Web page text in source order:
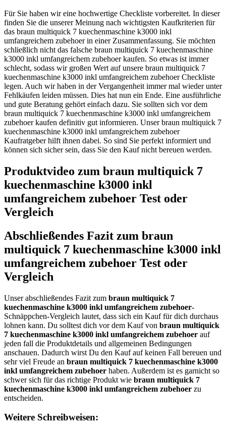
Für Sie haben wir eine hochwertige Checkliste vorbereitet. In dieser
finden Sie die unserer Meinung nach wichtigsten Kaufkriterien für
das braun multiquick 7 kuechenmaschine k3000 inkl
umfangreichem zubehoer in einer Zusammenfassung. Sie möchten
schließlich nicht das falsche braun multiquick 7 kuechenmaschine
k3000 inkl umfangreichem zubehoer kaufen. So etwas ist immer
schlecht, sodass wir großen Wert auf unsere braun multiquick 7
kuechenmaschine k3000 inkl umfangreichem zubehoer Checkliste
legen. Auch wir haben in der Vergangenheit immer mal wieder unter
Fehlkäufen leiden müssen. Dies hat nun ein Ende. Eine ausführliche
und gute Beratung gehört einfach dazu. Sie sollten sich vor dem
braun multiquick 7 kuechenmaschine k3000 inkl umfangreichem
zubehoer kaufen definitiv gut informieren. Unser braun multiquick 7
kuechenmaschine k3000 inkl umfangreichem zubehoer
Kaufratgeber hilft ihnen dabei. So sind Sie perfekt informiert und
können sich sicher sein, dass Sie den Kauf nicht bereuen werden.
Produktvideo zum braun multiquick 7
kuechenmaschine k3000 inkl
umfangreichem zubehoer Test oder
Vergleich
Abschließendes Fazit zum braun
multiquick 7 kuechenmaschine k3000 inkl
umfangreichem zubehoer Test oder
Vergleich
Unser abschließendes Fazit zum braun multiquick 7
kuechenmaschine k3000 inkl umfangreichem zubehoer-
Schnäppchen-Vergleich lautet, dass sich ein Kauf für dich durchaus
lohnen kann. Du solltest dich vor dem Kauf von braun multiquick
7 kuechenmaschine k3000 inkl umfangreichem zubehoer auf
jeden fall die Produktdetails und allgemeinen Bedingungen
anschauen. Dadurch wirst Du den Kauf auf keinen Fall bereuen und
sehr viel Freude an braun multiquick 7 kuechenmaschine k3000
inkl umfangreichem zubehoer haben. Außerdem ist es garnicht so
schwer sich für das richtige Produkt wie braun multiquick 7
kuechenmaschine k3000 inkl umfangreichem zubehoer zu
entscheiden.
Weitere Schreibweisen: